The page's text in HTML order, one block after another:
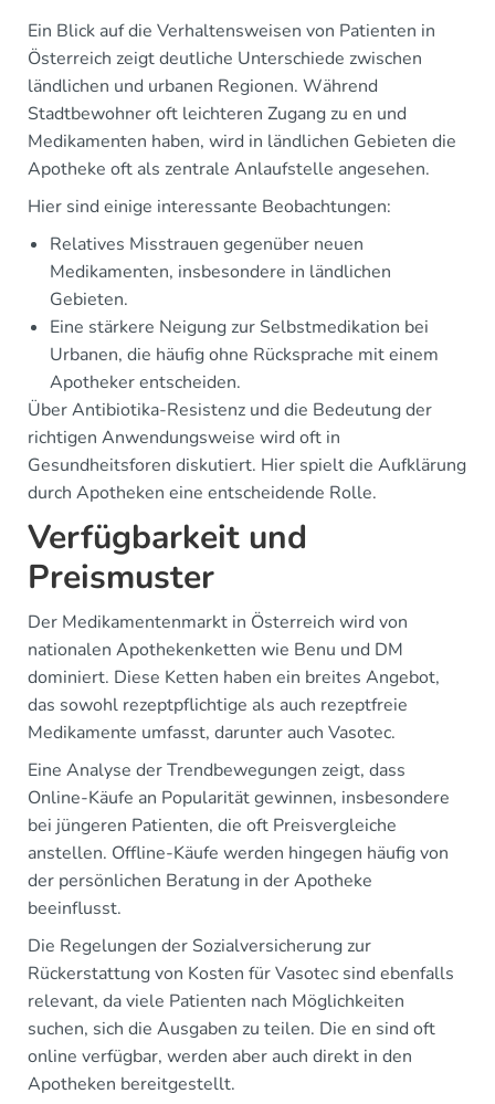
Ein Blick auf die Verhaltensweisen von Patienten in
Österreich zeigt deutliche Unterschiede zwischen
ländlichen und urbanen Regionen. Während
Stadtbewohner oft leichteren Zugang zu en und
Medikamenten haben, wird in ländlichen Gebieten die
Apotheke oft als zentrale Anlaufstelle angesehen.
Hier sind einige interessante Beobachtungen:
Relatives Misstrauen gegenüber neuen
Medikamenten, insbesondere in ländlichen
Gebieten.
Eine stärkere Neigung zur Selbstmedikation bei
Urbanen, die häufig ohne Rücksprache mit einem
Apotheker entscheiden.
Über Antibiotika-Resistenz und die Bedeutung der
richtigen Anwendungsweise wird oft in
Gesundheitsforen diskutiert. Hier spielt die Aufklärung
durch Apotheken eine entscheidende Rolle.
Verfügbarkeit und
Preismuster
Der Medikamentenmarkt in Österreich wird von
nationalen Apothekenketten wie Benu und DM
dominiert. Diese Ketten haben ein breites Angebot,
das sowohl rezeptpflichtige als auch rezeptfreie
Medikamente umfasst, darunter auch Vasotec.
Eine Analyse der Trendbewegungen zeigt, dass
Online-Käufe an Popularität gewinnen, insbesondere
bei jüngeren Patienten, die oft Preisvergleiche
anstellen. Offline-Käufe werden hingegen häufig von
der persönlichen Beratung in der Apotheke
beeinflusst.
Die Regelungen der Sozialversicherung zur
Rückerstattung von Kosten für Vasotec sind ebenfalls
relevant, da viele Patienten nach Möglichkeiten
suchen, sich die Ausgaben zu teilen. Die en sind oft
online verfügbar, werden aber auch direkt in den
Apotheken bereitgestellt.